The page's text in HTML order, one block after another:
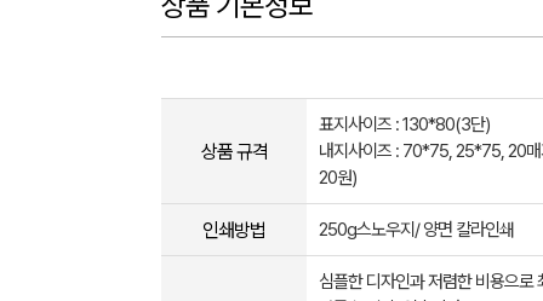
상품 규격
표지사이즈 : 130*80(3단)
내지사이즈 : 70*75, 25*75, 20매
20원)
인쇄방법 250g스노우지/ 양면 칼라인쇄
심플한 디자인과 저렴한 비용으로